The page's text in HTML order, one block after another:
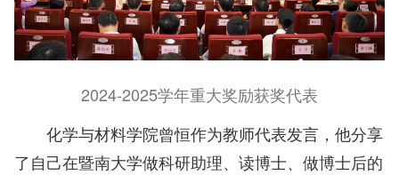
2024-2025学年重大奖励获奖代表
化学与材料学院曾恒作为教师代表发言，他分享
了自己在暨南大学做科研助理、读博士、做博士后的